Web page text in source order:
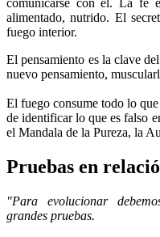
comunicarse con él. La fe
alimentado, nutrido. El
fuego interior.
El pensamiento es la clave
nuevo pensamiento,
El fuego consume todo lo
de identificar lo que es falso
el Mandala de la Pureza, la
Pruebas en
"Para evolucionar
grandes pruebas.